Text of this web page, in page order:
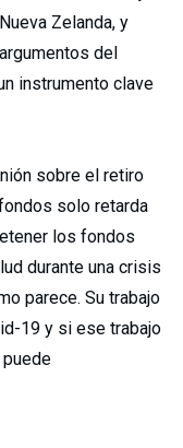
Zelanda, y
del
instrumento clave
sobre el retiro
solo retarda
los fondos
durante una crisis
parece. Su trabajo
19 y si ese trabajo
puede